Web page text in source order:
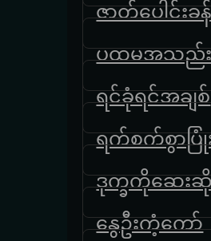
ဇာတ်ပေါင်းခ
ပထမအသည်
ရင်ခုံရင်အချစ်
ရက်စက်စွာပ
ဒုက္ခကိုဆေး
နွေဦးကံ့ကော်